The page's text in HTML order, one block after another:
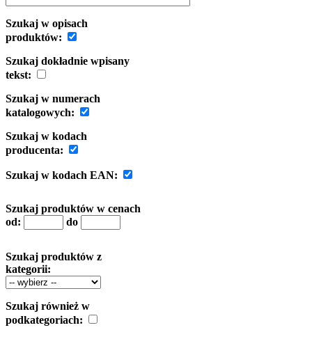
Szukaj w opisach
produktów:
Szukaj dokładnie wpisany
tekst:
Szukaj w numerach
katalogowych:
Szukaj w kodach
producenta:
Szukaj w kodach EAN:
Szukaj produktów w cenach
od:
do
Szukaj produktów z
kategorii:
Szukaj również w
podkategoriach: